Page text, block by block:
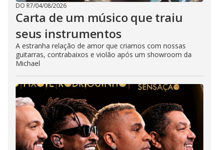
DO R7/04/08/2026
Carta de um músico que traiu
seus instrumentos
A estranha relação de amor que criamos com nossas
guitarras, contrabaixos e violão após um showroom da
Michael